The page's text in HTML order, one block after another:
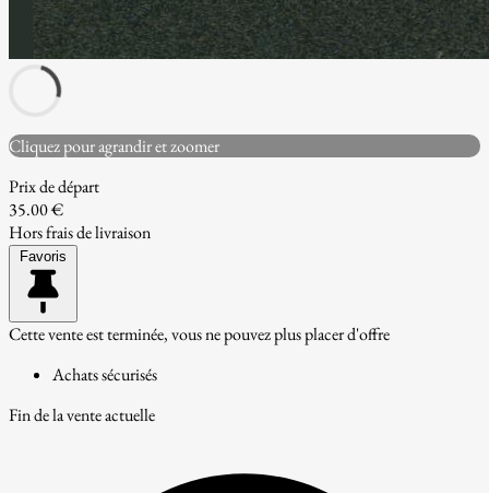
Cliquez pour agrandir et zoomer
Prix de départ
35.00 €
Hors frais de livraison
Favoris
Cette vente est terminée, vous ne pouvez plus placer d'offre
Achats sécurisés
Fin de la vente actuelle